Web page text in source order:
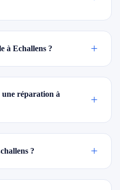
à Echallens ? +
réparation à
+
? +